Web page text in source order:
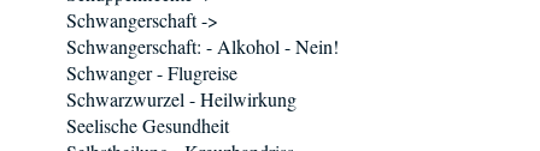
Schwangerschaft ->
Schwangerschaft: - Alkohol - Nein!
Schwanger - Flugreise
Schwarzwurzel - Heilwirkung
Seelische Gesundheit